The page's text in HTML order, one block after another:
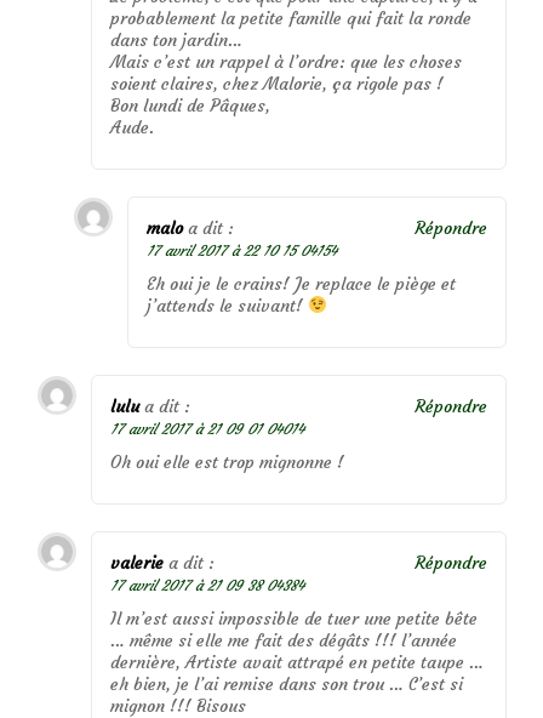
probablement la petite famille qui fait la ronde
dans ton jardin…
Mais c’est un rappel à l’ordre: que les choses
soient claires, chez Malorie, ça rigole pas !
Bon lundi de Pâques,
Aude.
malo a dit :
17 avril 2017 à 22 10 15 04154
Eh oui je le crains! Je replace le piège et
j’attends le suivant!
Répondre
lulu a dit :
17 avril 2017 à 21 09 01 04014
Oh oui elle est trop mignonne !
Répondre
valerie a dit :
17 avril 2017 à 21 09 38 04384
Il m’est aussi impossible de tuer une petite bête
… même si elle me fait des dégâts !!! l’année
dernière, Artiste avait attrapé en petite taupe …
eh bien, je l’ai remise dans son trou … C’est si
mignon !!! Bisous
Répondre